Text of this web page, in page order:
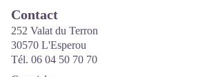
Contact
252 Valat du Terron
30570 L'Esperou
Tél. 06 04 50 70 70